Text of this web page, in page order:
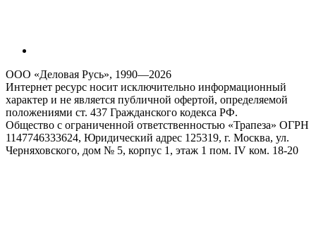
ООО «Деловая Русь», 1990—2026
Интернет ресурс носит исключительно информационный
характер и не является публичной офертой, определяемой
положениями ст. 437 Гражданского кодекса РФ.
Общество с ограниченной ответственностью «Трапеза» ОГРН
1147746333624, Юридический адрес 125319, г. Москва, ул.
Черняховского, дом № 5, корпус 1, этаж 1 пом. IV ком. 18-20